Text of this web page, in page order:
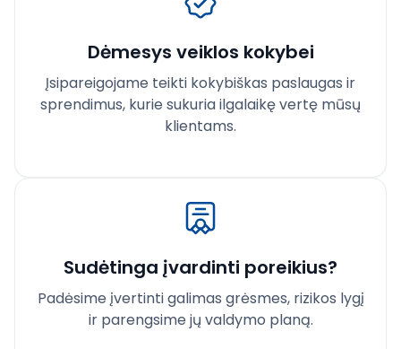
Dėmesys veiklos kokybei
Įsipareigojame teikti kokybiškas paslaugas ir
sprendimus, kurie sukuria ilgalaikę vertę mūsų
klientams.
Sudėtinga įvardinti poreikius?
Padėsime įvertinti galimas grėsmes, rizikos lygį
ir parengsime jų valdymo planą.